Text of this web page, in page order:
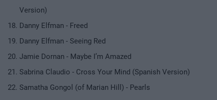
Version)
Danny Elfman - Freed
Danny Elfman - Seeing Red
Jamie Dornan - Maybe I’m Amazed
Sabrina Claudio - Cross Your Mind (Spanish Version)
Samatha Gongol (of Marian Hill) - Pearls